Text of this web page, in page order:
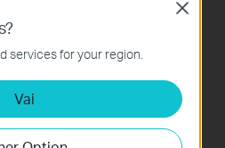
della tua rete principale.
services for your region.
Vai
Close
per il corretto
non possono essere disattivati
di analizzare le tue
scopo di migliorarne le